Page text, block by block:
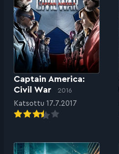
Captain America:
Civil War
2016
Katsottu 17.7.2017